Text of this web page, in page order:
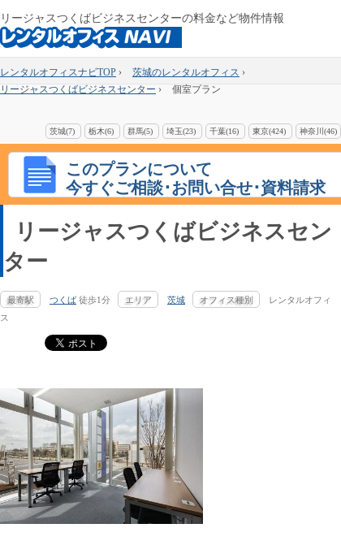
リージャスつくばビジネスセンターの料金など物件情報
レンタルオフィスナビTOP › 茨城のレンタルオフィス ›
リージャスつくばビジネスセンター › 個室プラン
茨城(7) 栃木(6) 群馬(5) 埼玉(23) 千葉(16) 東京(424) 神奈川(46)
このプランについて
今すぐご相談･お問い合せ･資料請求
リージャスつくばビジネスセン
ター
最寄駅 つくば 徒歩1分 エリア 茨城 オフィス種別
レンタルオフィ
ス